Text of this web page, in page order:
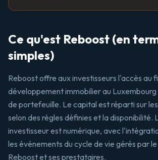
Ce qu'est Reboost (en
simples)
Reboost offre aux investisseurs l'accès au
développement immobilier au Luxembourg
de portefeuille. Le capital est réparti sur
selon des règles définies et la disponibilité.
investisseur est numérique, avec
les événements du cycle de vie gérés par
Reboost et ses prestataires.